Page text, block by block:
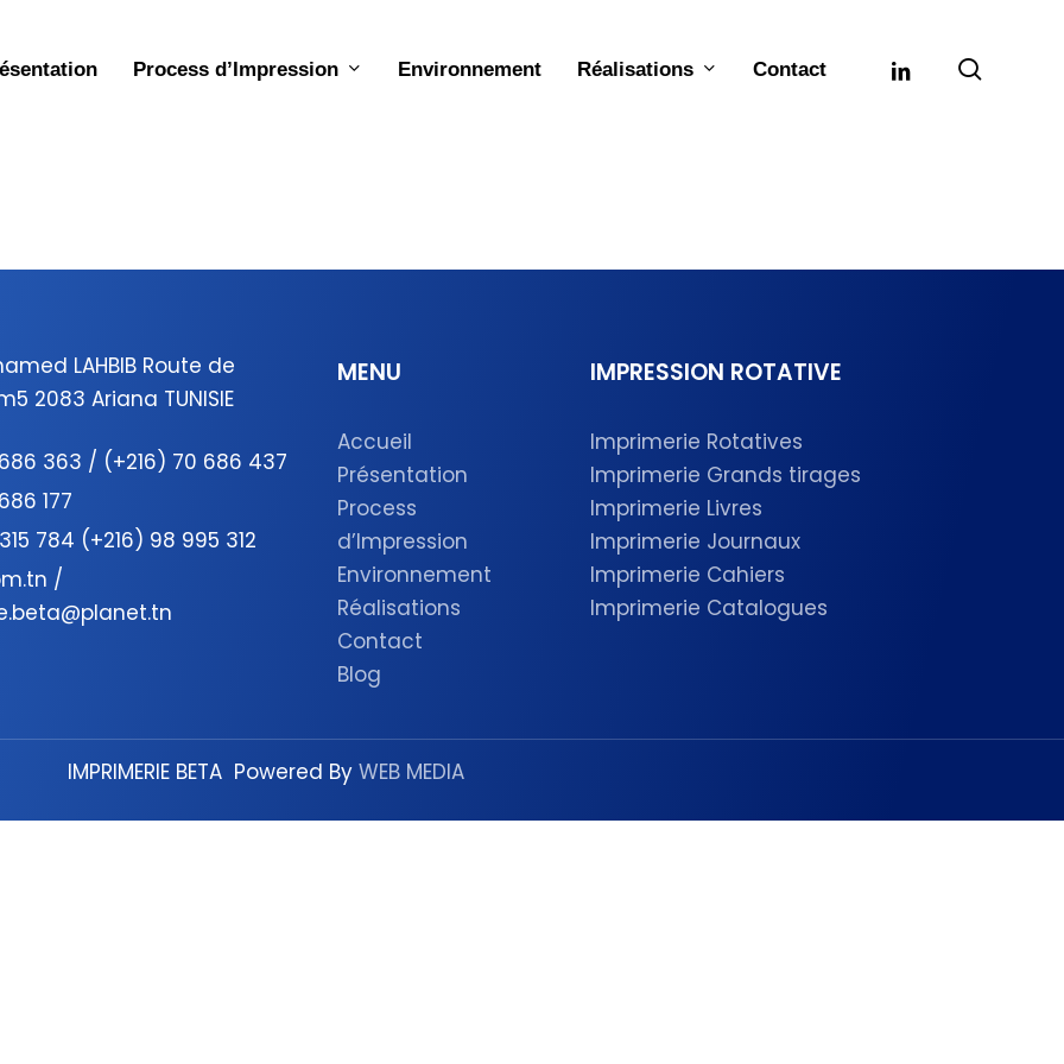
Process d’Impression Environnement Réalisations Contact linkedin
LAHBIB Route de
2083 Ariana TUNISIE
363 / (+216) 70 686 437
177
784 (+216) 98 995 312
/
MENU
Accueil
Présentation
Process
d’Impression
Environnement
Réalisations
Contact
Blog
IMPRESSION ROTATIVE
Imprimerie Rotatives
Imprimerie Grands tirages
Imprimerie Livres
Imprimerie Journaux
Imprimerie Cahiers
Imprimerie Catalogues
IMPRIMERIE BETA Powered By WEB MEDIA